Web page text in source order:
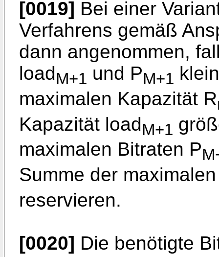
[0019] Bei einer
Verfahrens gemäß
dann angenommen,
loadM+1 und PM+1
maximalen Kapazität R
Kapazität loadM+1
maximalen Bitraten P
Summe der
reservieren.
[0020] Die benötigte